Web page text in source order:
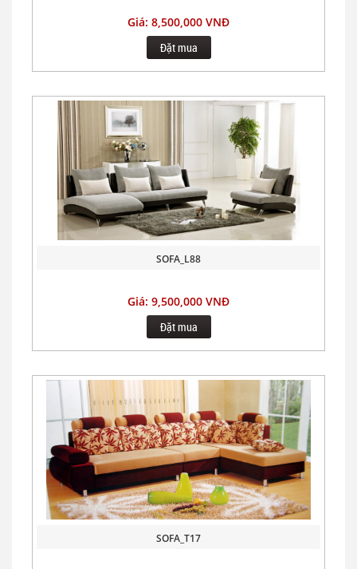
Giá: 8,500,000 VNĐ
Đặt mua
SOFA_L88
Giá: 9,500,000 VNĐ
Đặt mua
SOFA_T17